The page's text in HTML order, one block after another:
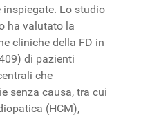
Lo studio
ha valutato la
cliniche della FD in
di pazienti
che
senza causa, tra cui
(HCM),